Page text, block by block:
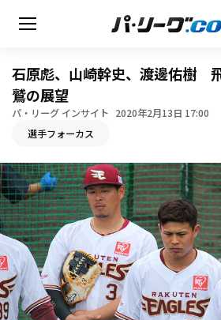
HOME
動画
日程・結果
順位表･成績
石原彪、山崎幹史、渡邊佑樹
鷲の展望
パ・リーグ インサイト 2020年2月13日 17:00
選手フォーカス